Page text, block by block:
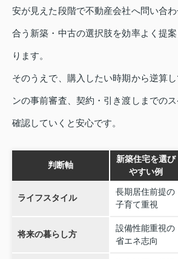
安が見えた段階で不動産会社へ問い合
合う新築・中古の選択肢を効率よく提
ります。
そのうえで、購入したい時期から逆算
ンの事前審査、契約・引き渡しまでの
確認していくと安心です。
判断軸
新築住宅を選び
やすい例
ライフスタイル
長期居住前提の
子育て重視
将来の暮らし方
設備性能重視の
省エネ志向